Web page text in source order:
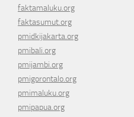
faktamaluku.org
faktasumut.org
pmidkijakarta.org
pmibali.org
pmijambi.org
pmigorontalo.org
pmimaluku.org
pmipapua.org